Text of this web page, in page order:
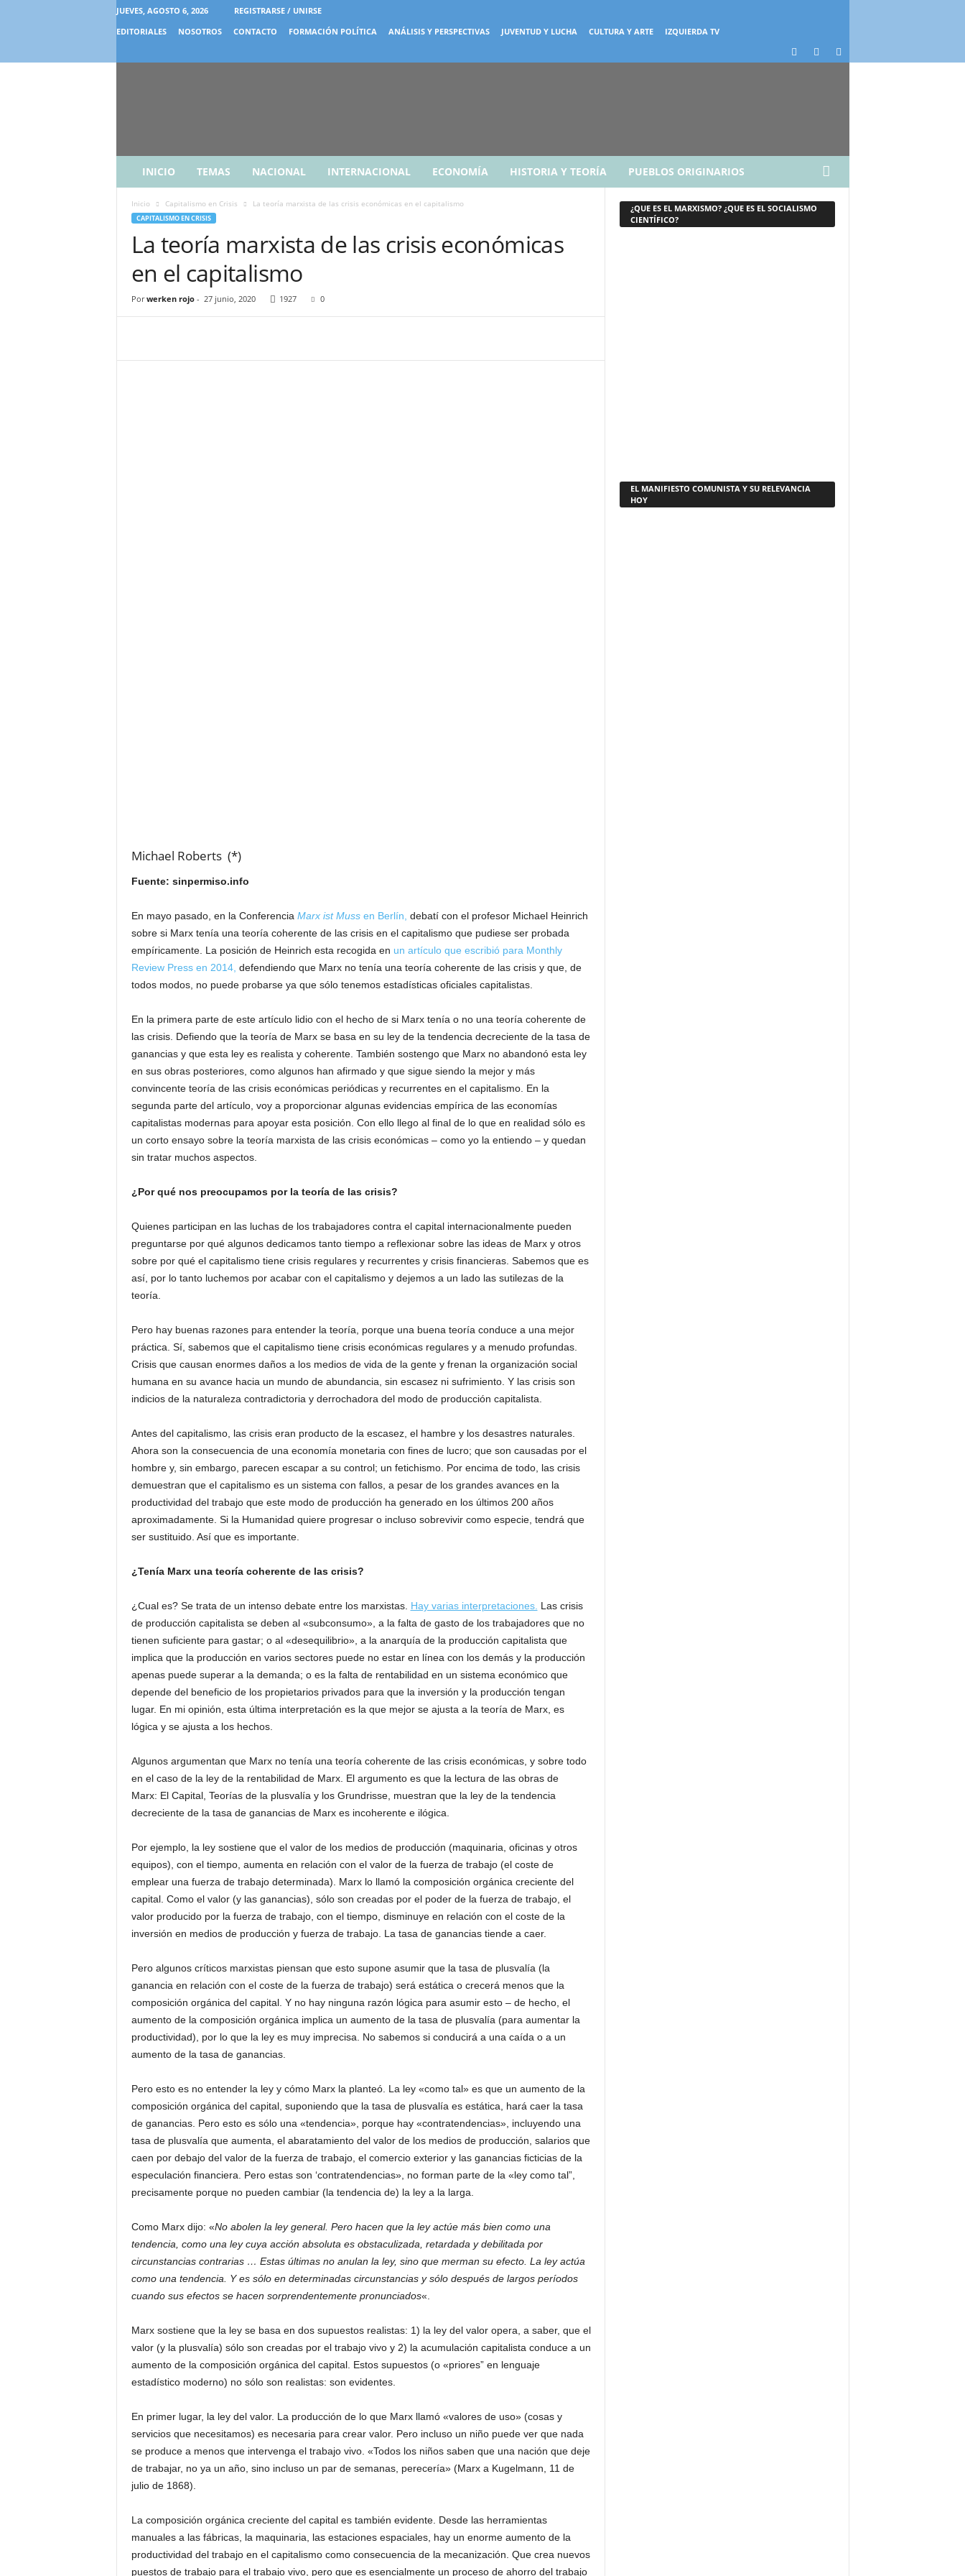
JUEVES, AGOSTO 6, 2026
REGISTRARSE / UNIRSE
EDITORIALES
NOSOTROS CONTACTO FORMACIÓN POLÍTICA ANÁLISIS Y PERSPECTIVAS JUVENTUD Y LUCHA CULTURA Y ARTE IZQUIERDA TV
INICIO TEMAS NACIONAL INTERNACIONAL ECONOMÍA HISTORIA Y TEORÍA PUEBLOS ORIGINARIOS
Inicio Capitalismo en Crisis La teoría marxista de las crisis económicas en el capitalismo
CAPITALISMO EN CRISIS
La teoría marxista de las crisis económicas
en el capitalismo
Por werken rojo- 27 junio, 2020 1927 0
Michael Roberts (*)
Fuente: sinpermiso.info
En mayo pasado, en la Conferencia Marx ist Muss en Berlín, debatí con el profesor Michael Heinrich
sobre si Marx tenía una teoría coherente de las crisis en el capitalismo que pudiese ser probada
empíricamente. La posición de Heinrich esta recogida en un artículo que escribió para Monthly
Review Press en 2014, defendiendo que Marx no tenía una teoría coherente de las crisis y que, de
todos modos, no puede probarse ya que sólo tenemos estadísticas oficiales capitalistas.
En la primera parte de este artículo lidio con el hecho de si Marx tenía o no una teoría coherente de
las crisis. Defiendo que la teoría de Marx se basa en su ley de la tendencia decreciente de la tasa de
ganancias y que esta ley es realista y coherente. También sostengo que Marx no abandonó esta ley
en sus obras posteriores, como algunos han afirmado y que sigue siendo la mejor y más
convincente teoría de las crisis económicas periódicas y recurrentes en el capitalismo. En la
segunda parte del artículo, voy a proporcionar algunas evidencias empírica de las economías
capitalistas modernas para apoyar esta posición. Con ello llego al final de lo que en realidad sólo es
un corto ensayo sobre la teoría marxista de las crisis económicas – como yo la entiendo – y quedan
sin tratar muchos aspectos.
¿Por qué nos preocupamos por la teoría de las crisis?
Quienes participan en las luchas de los trabajadores contra el capital internacionalmente pueden
preguntarse por qué algunos dedicamos tanto tiempo a reflexionar sobre las ideas de Marx y otros
sobre por qué el capitalismo tiene crisis regulares y recurrentes y crisis financieras. Sabemos que es
así, por lo tanto luchemos por acabar con el capitalismo y dejemos a un lado las sutilezas de la
teoría.
Pero hay buenas razones para entender la teoría, porque una buena teoría conduce a una mejor
práctica. Sí, sabemos que el capitalismo tiene crisis económicas regulares y a menudo profundas.
Crisis que causan enormes daños a los medios de vida de la gente y frenan la organización social
humana en su avance hacia un mundo de abundancia, sin escasez ni sufrimiento. Y las crisis son
indicios de la naturaleza contradictoria y derrochadora del modo de producción capitalista.
Antes del capitalismo, las crisis eran producto de la escasez, el hambre y los desastres naturales.
Ahora son la consecuencia de una economía monetaria con fines de lucro; que son causadas por el
hombre y, sin embargo, parecen escapar a su control; un fetichismo. Por encima de todo, las crisis
demuestran que el capitalismo es un sistema con fallos, a pesar de los grandes avances en la
productividad del trabajo que este modo de producción ha generado en los últimos 200 años
aproximadamente. Si la Humanidad quiere progresar o incluso sobrevivir como especie, tendrá que
ser sustituido. Así que es importante.
¿Tenía Marx una teoría coherente de las crisis?
¿Cual es? Se trata de un intenso debate entre los marxistas. Hay varias interpretaciones. Las crisis
de producción capitalista se deben al «subconsumo», a la falta de gasto de los trabajadores que no
tienen suficiente para gastar; o al «desequilibrio», a la anarquía de la producción capitalista que
implica que la producción en varios sectores puede no estar en línea con los demás y la producción
apenas puede superar a la demanda; o es la falta de rentabilidad en un sistema económico que
depende del beneficio de los propietarios privados para que la inversión y la producción tengan
lugar. En mi opinión, esta última interpretación es la que mejor se ajusta a la teoría de Marx, es
lógica y se ajusta a los hechos.
Algunos argumentan que Marx no tenía una teoría coherente de las crisis económicas, y sobre todo
en el caso de la ley de la rentabilidad de Marx. El argumento es que la lectura de las obras de
Marx: El Capital, Teorías de la plusvalía y los Grundrisse, muestran que la ley de la tendencia
decreciente de la tasa de ganancias de Marx es incoherente e ilógica.
Por ejemplo, la ley sostiene que el valor de los medios de producción (maquinaria, oficinas y otros
equipos), con el tiempo, aumenta en relación con el valor de la fuerza de trabajo (el coste de
emplear una fuerza de trabajo determinada). Marx lo llamó la composición orgánica creciente del
capital. Como el valor (y las ganancias), sólo son creadas por el poder de la fuerza de trabajo, el
valor producido por la fuerza de trabajo, con el tiempo, disminuye en relación con el coste de la
inversión en medios de producción y fuerza de trabajo. La tasa de ganancias tiende a caer.
Pero algunos críticos marxistas piensan que esto supone asumir que la tasa de plusvalía (la
ganancia en relación con el coste de la fuerza de trabajo) será estática o crecerá menos que la
composición orgánica del capital. Y no hay ninguna razón lógica para asumir esto – de hecho, el
aumento de la composición orgánica implica un aumento de la tasa de plusvalía (para aumentar la
productividad), por lo que la ley es muy imprecisa. No sabemos si conducirá a una caída o a un
aumento de la tasa de ganancias.
Pero esto es no entender la ley y cómo Marx la planteó. La ley «como tal» es que un aumento de la
composición orgánica del capital, suponiendo que la tasa de plusvalía es estática, hará caer la tasa
de ganancias. Pero esto es sólo una «tendencia», porque hay «contratendencias», incluyendo una
tasa de plusvalía que aumenta, el abaratamiento del valor de los medios de producción, salarios que
caen por debajo del valor de la fuerza de trabajo, el comercio exterior y las ganancias ficticias de la
especulación financiera. Pero estas son ‘contratendencias», no forman parte de la «ley como tal”,
precisamente porque no pueden cambiar (la tendencia de) la ley a la larga.
Como Marx dijo: «No abolen la ley general. Pero hacen que la ley actúe más bien como una
tendencia, como una ley cuya acción absoluta es obstaculizada, retardada y debilitada por
circunstancias contrarias … Estas últimas no anulan la ley, sino que merman su efecto. La ley actúa
como una tendencia. Y es sólo en determinadas circunstancias y sólo después de largos períodos
cuando sus efectos se hacen sorprendentemente pronunciados«.
Marx sostiene que la ley se basa en dos supuestos realistas: 1) la ley del valor opera, a saber, que el
valor (y la plusvalía) sólo son creadas por el trabajo vivo y 2) la acumulación capitalista conduce a un
aumento de la composición orgánica del capital. Estos supuestos (o «priores” en lenguaje
estadístico moderno) no sólo son realistas: son evidentes.
En primer lugar, la ley del valor. La producción de lo que Marx llamó «valores de uso» (cosas y
servicios que necesitamos) es necesaria para crear valor. Pero incluso un niño puede ver que nada
se produce a menos que intervenga el trabajo vivo. «Todos los niños saben que una nación que deje
de trabajar, no ya un año, sino incluso un par de semanas, perecería» (Marx a Kugelmann, 11 de
julio de 1868).
La composición orgánica creciente del capital es también evidente. Desde las herramientas
manuales a las fábricas, la maquinaria, las estaciones espaciales, hay un enorme aumento de la
productividad del trabajo en el capitalismo como consecuencia de la mecanización. Que crea nuevos
puestos de trabajo para el trabajo vivo, pero que es esencialmente un proceso de ahorro del trabajo
¿QUE ES EL MARXISMO? ¿QUE ES EL SOCIALISMO
CIENTÍFICO?
EL MANIFIESTO COMUNISTA Y SU RELEVANCIA
HOY